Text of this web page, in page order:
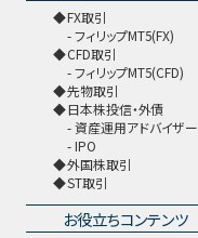
FX取引
フィリップMT5(FX)
CFD取引
フィリップMT5(CFD)
先物取引
日本株投信・外債
資産運用アドバイザー
IPO
外国株取引
ST取引
お役立ちコンテンツ